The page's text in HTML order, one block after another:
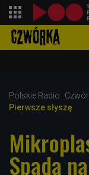
Polskie Radio
Pierwsze słyszę
Spada